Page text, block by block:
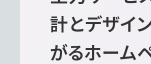
計とデザイ
がるホーム